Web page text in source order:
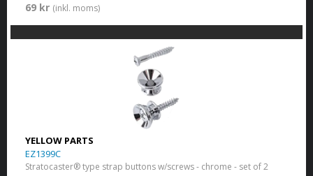
69 kr (inkl. moms)
YELLOW PARTS
EZ1399C
Stratocaster® type strap buttons w/screws - chrome - set of 2